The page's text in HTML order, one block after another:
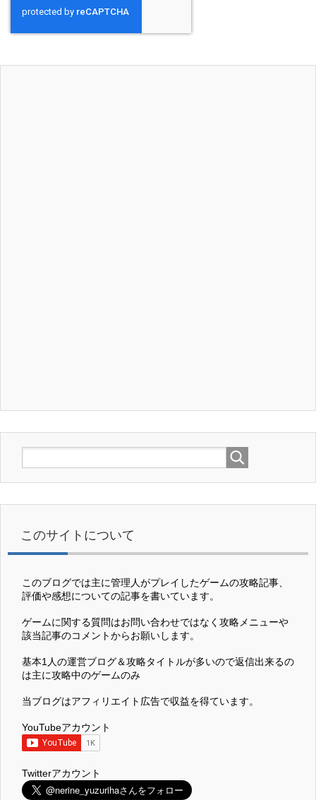
このサイトについて
このブログでは主に管理人がプレイしたゲームの攻略記事、
評価や感想についての記事を書いています。
ゲームに関する質問はお問い合わせではなく攻略メニューや
該当記事のコメントからお願いします。
基本1人の運営ブログ＆攻略タイトルが多いので返信出来るの
は主に攻略中のゲームのみ
当ブログはアフィリエイト広告で収益を得ています。
YouTubeアカウント
Twitterアカウント